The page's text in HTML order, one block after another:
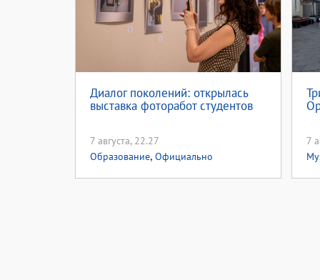
Диалог поколений: открылась
выставка фоторабот студентов
7 августа, 22.27
Образование, Официально
7